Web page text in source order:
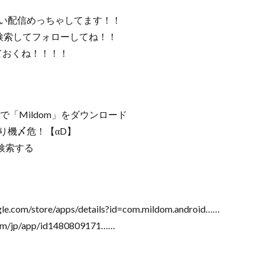
配信めっちゃしてます！！
してフォローしてね！！
くね！！！！
「Mildom」をダウンロード
〆危！【αD】
索する
store/apps/details?id=com.mildom.android……
jp/app/id1480809171……